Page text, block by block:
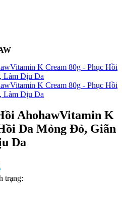
AhohawVitamin K
Da Mỏng Đỏ, Giãn
Da
trạng: